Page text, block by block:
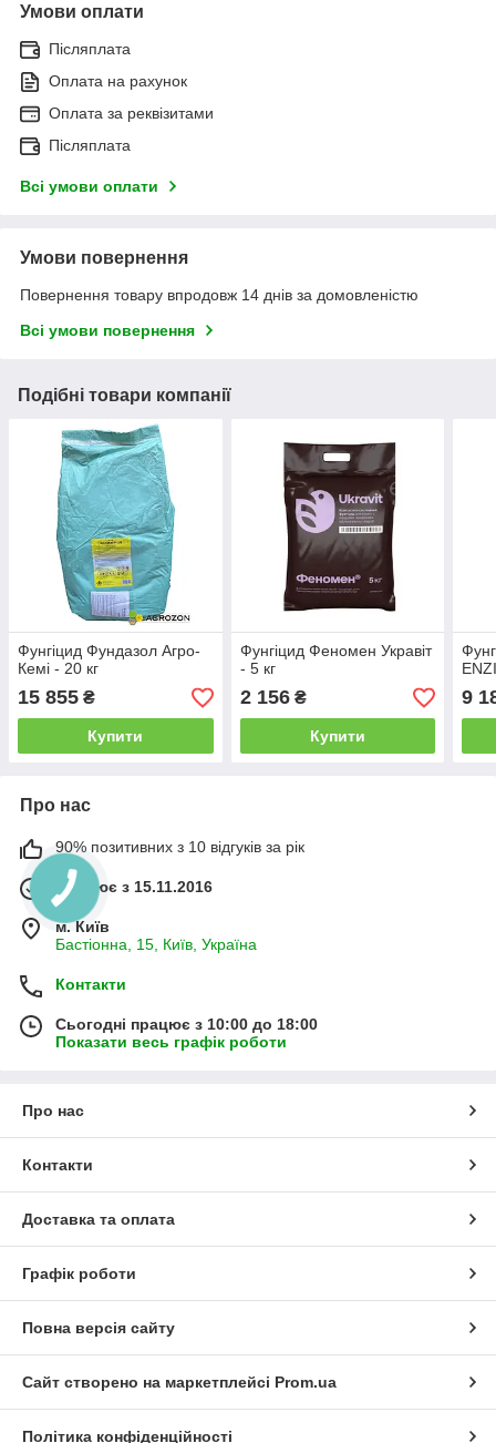
Умови оплати
Післяплата
Оплата на рахунок
Оплата за реквізитами
Післяплата
Всі умови оплати
Умови повернення
Повернення товару впродовж 14 днів за домовленістю
Всі умови повернення
Подібні товари компанії
Фунгіцид Фундазол Агро-
Кемі - 20 кг
15 855 ₴
Купити
Фунгіцид Феномен Укравіт
- 5 кг
2 156₴
Купити
9
Про нас
90% позитивних з 10 відгуків за рік
Працює з 15.11.2016
м. Київ
Бастіонна, 15, Київ, Україна
Контакти
Сьогодні працює з 10:00 до 18:00
Показати весь графік роботи
Про нас
Контакти
Доставка та оплата
Графік роботи
Повна версія сайту
Сайт створено на маркетплейсі Prom.ua
Політика конфіденційності